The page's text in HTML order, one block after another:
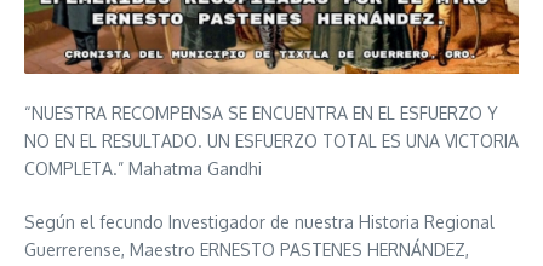
“NUESTRA RECOMPENSA SE ENCUENTRA EN EL ESFUERZO Y
NO EN EL RESULTADO. UN ESFUERZO TOTAL ES UNA VICTORIA
COMPLETA.” Mahatma Gandhi
Según el fecundo Investigador de nuestra Historia Regional
Guerrerense, Maestro ERNESTO PASTENES HERNÁNDEZ,